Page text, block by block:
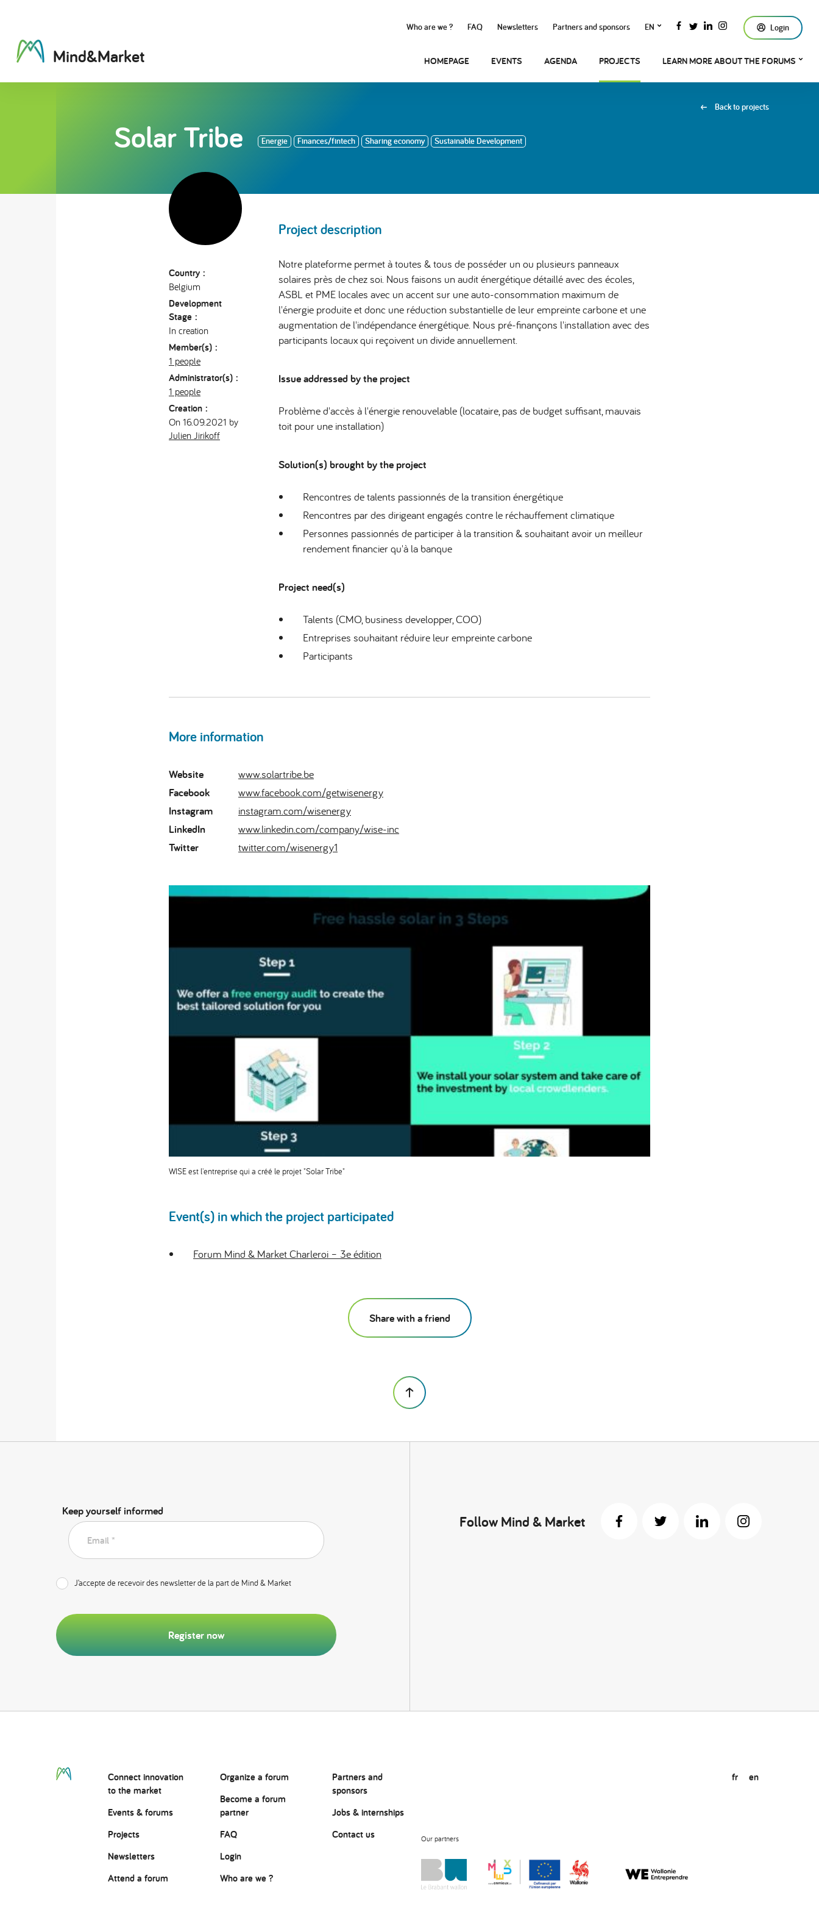
Mind&Market
Who are we ? FAQ Newsletters Partners and sponsors EN Login
HOMEPAGE EVENTS AGENDA PROJECTS LEARN MORE ABOUT THE FORUMS
Solar Tribe Energie Finances/fintech Sharing economy Sustainable Development
Back to projects
Country :
Belgium
Development
Stage :
In creation
Member(s) :
1 people
Administrator(s) :
1 people
Creation :
On 16.09.2021 by
Julien Jirikoff
Project description
Notre plateforme permet à toutes & tous de posséder un ou plusieurs panneaux
solaires près de chez soi. Nous faisons un audit énergétique détaillé avec des écoles,
ASBL et PME locales avec un accent sur une auto-consommation maximum de
l'énergie produite et donc une réduction substantielle de leur empreinte carbone et une
augmentation de l'indépendance énergétique. Nous pré-finançons l'installation avec des
participants locaux qui reçoivent un divide annuellement.
Issue addressed by the project
Problème d'accès à l'énergie renouvelable (locataire, pas de budget suffisant, mauvais
toit pour une installation)
Solution(s) brought by the project
Rencontres de talents passionnés de la transition énergétique
Rencontres par des dirigeant engagés contre le réchauffement climatique
Personnes passionnés de participer à la transition & souhaitant avoir un meilleur
rendement financier qu'à la banque
Project need(s)
Talents (CMO, business developper, COO)
Entreprises souhaitant réduire leur empreinte carbone
Participants
More information
Website
www.solartribe.be
Facebook
www.facebook.com/getwisenergy
Instagram
instagram.com/wisenergy
LinkedIn
www.linkedin.com/company/wise-inc
Twitter
twitter.com/wisenergy1
WISE est l'entreprise qui a créé le projet "Solar Tribe"
Event(s) in which the project participated
Forum Mind & Market Charleroi – 3e édition
Share with a friend
Keep yourself informed
Email *
J’accepte de recevoir des newsletter de la part de Mind & Market
Register now
Follow Mind & Market
Connectinnovation
to the market
Events & forums
Projects
Newsletters
Attend a forum
Organize a forum
Become a forum
partner
FAQ
Login
Who are we ?
Partners and
sponsors
Jobs & internships
Contact us
Our partners
fr en